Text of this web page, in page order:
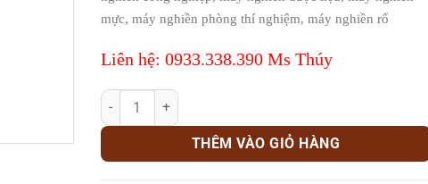
mực, máy nghiền phòng thí nghiệm, máy nghiền rổ
Liên hệ: 0933.338.390 Ms Thúy
MÁY NGHIỀN RỔ 300-500 LÍT AC-NR-02 số lượng
THÊM VÀO GIỎ HÀNG